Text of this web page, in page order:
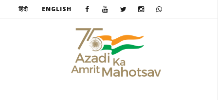
हिंदी ENGLISH